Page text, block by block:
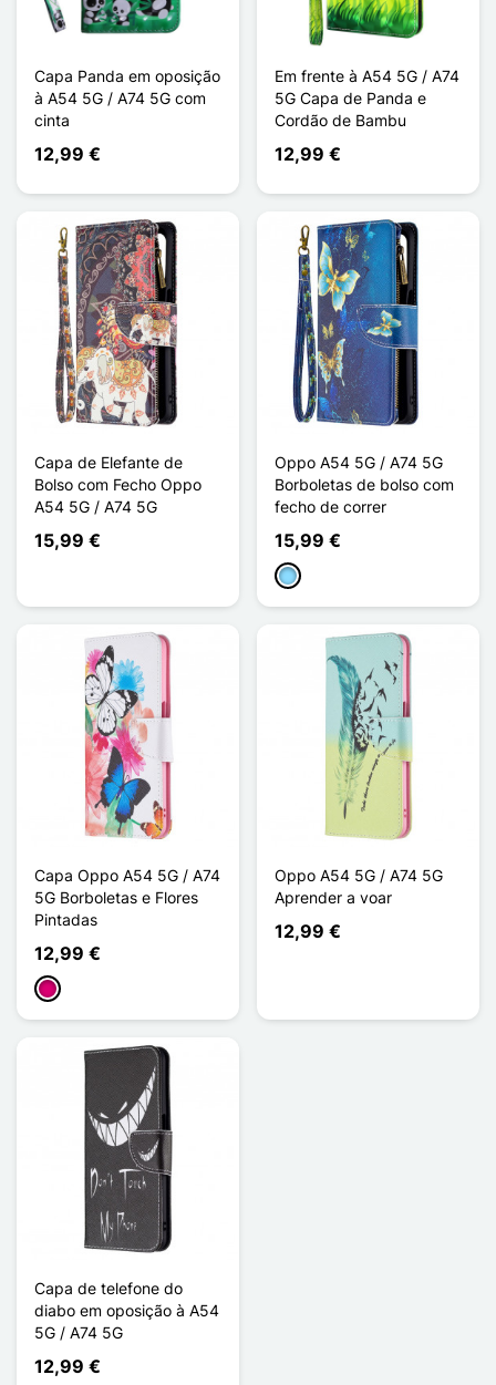
Capa Panda em oposição
à A54 5G / A74 5G com
cinta
12,99 €
Em frente à A54 5G / A74
5G Capa de Panda e
Cordão de Bambu
12,99 €
Capa de Elefante de
Bolso com Fecho Oppo
A54 5G / A74 5G
15,99 €
Oppo A54 5G / A74 5G
Borboletas de bolso com
fecho de correr
15,99 €
Azul Claro
Capa Oppo A54 5G / A74
5G Borboletas e Flores
Pintadas
12,99 €
Magenta
Oppo A54 5G / A74 5G
Aprender a voar
12,99 €
Capa de telefone do
diabo em oposição à A54
5G / A74 5G
12,99 €